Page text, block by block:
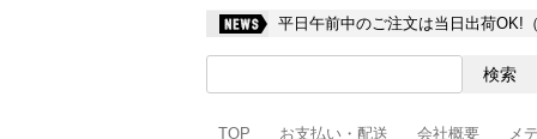
平日午前中のご注文は当日出荷OK!
TOP お支払い・配送 会社概要 メ